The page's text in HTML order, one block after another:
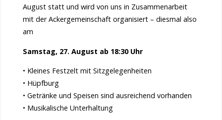
August statt und wird von uns in Zusammenarbeit
mit der Ackergemeinschaft organisiert – diesmal also
am
Samstag, 27. August ab 18:30 Uhr
• Kleines Festzelt mit Sitzgelegenheiten
• Hüpfburg
• Getränke und Speisen sind ausreichend vorhanden
• Musikalische Unterhaltung